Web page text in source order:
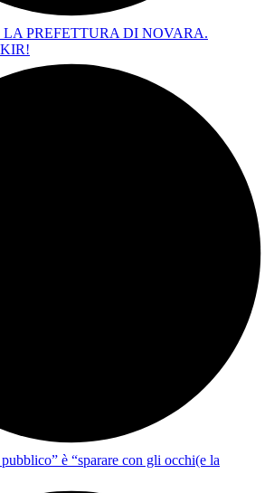
LA PREFETTURA DI NOVARA.
è “sparare con gli occhi(e la